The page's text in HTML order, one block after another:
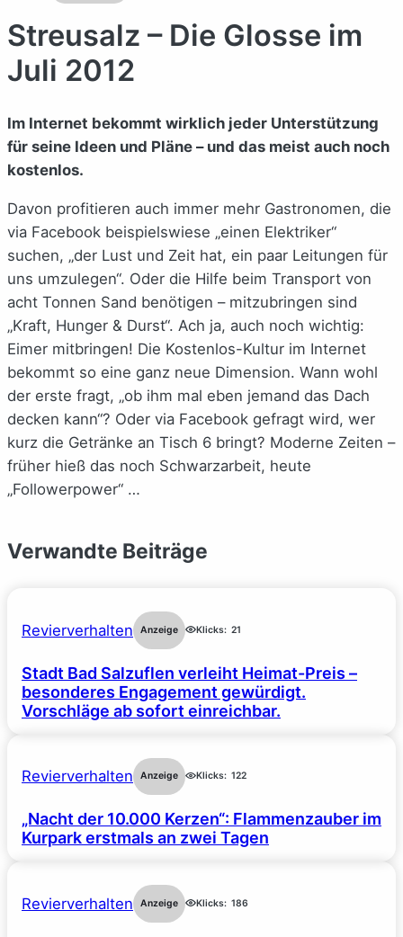
Streusalz – Die Glosse im
Juli 2012
Im Internet bekommt wirklich jeder Unterstützung
für seine Ideen und Pläne – und das meist auch noch
kostenlos.
Davon profitieren auch immer mehr Gastronomen, die
via Facebook beispielswiese „einen Elektriker“
suchen, „der Lust und Zeit hat, ein paar Leitungen für
uns umzulegen“. Oder die Hilfe beim Transport von
acht Tonnen Sand benötigen – mitzubringen sind
„Kraft, Hunger & Durst“. Ach ja, auch noch wichtig:
Eimer mitbringen! Die Kostenlos-Kultur im Internet
bekommt so eine ganz neue Dimension. Wann wohl
der erste fragt, „ob ihm mal eben jemand das Dach
decken kann“? Oder via Facebook gefragt wird, wer
kurz die Getränke an Tisch 6 bringt? Moderne Zeiten –
früher hieß das noch Schwarzarbeit, heute
„Followerpower“ …
Verwandte Beiträge
Revierverhalten Anzeige Klicks: 21
Stadt Bad Salzuflen verleiht Heimat-Preis –
besonderes Engagement gewürdigt.
Vorschläge ab sofort einreichbar.
Revierverhalten Anzeige Klicks: 122
„Nacht der 10.000 Kerzen“: Flammenzauber im
Kurpark erstmals an zwei Tagen
Revierverhalten Anzeige Klicks: 186